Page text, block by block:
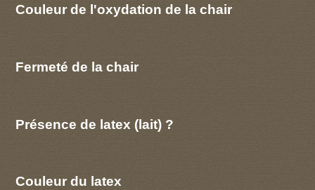
Couleur de l'oxydation de la chair
Fermeté de la chair
Présence de latex (lait) ?
Couleur du latex